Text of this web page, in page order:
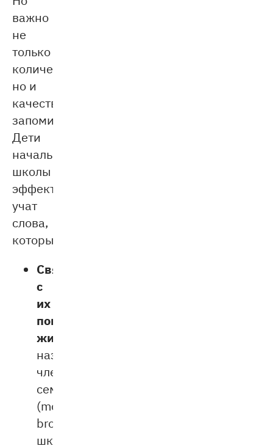
важно
не
только
количество,
но и
качество
запоминания.
Дети
начальной
школы
эффективнее
учат
слова,
которые:
Связаны
с
их
повседневной
жизнью:
названия
членов
семьи
(mother,
brother),
школьных